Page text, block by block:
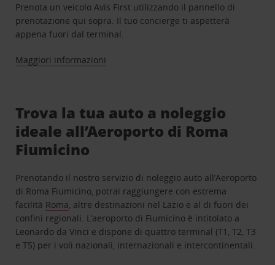
Prenota un veicolo Avis First utilizzando il pannello di
prenotazione qui sopra. Il tuo concierge ti aspetterà
appena fuori dal terminal.
Maggiori informazioni
Trova la tua auto a noleggio
ideale all’Aeroporto di Roma
Fiumicino
Prenotando il nostro servizio di noleggio auto all’Aeroporto
di Roma Fiumicino, potrai raggiungere con estrema
facilità Roma , altre destinazioni nel Lazio e al di fuori dei
confini regionali. L’aeroporto di Fiumicino è intitolato a
Leonardo da Vinci e dispone di quattro terminal (T1, T2, T3
e T5) per i voli nazionali, internazionali e intercontinentali.